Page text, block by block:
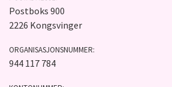
Postboks 900
2226 Kongsvinger
ORGANISASJONSNUMMER:
944 117 784